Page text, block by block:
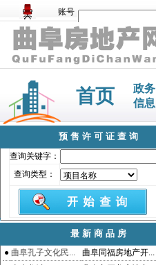
账号
首页
政务
信息
预售许可证查询
查询关键字：
查询类型：
最新商品房
● 曲阜孔子文化民...
曲阜同福房地产开...